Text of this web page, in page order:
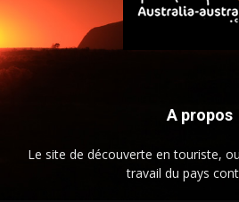
A propos
Le site de découverte en touriste,
travail du pays